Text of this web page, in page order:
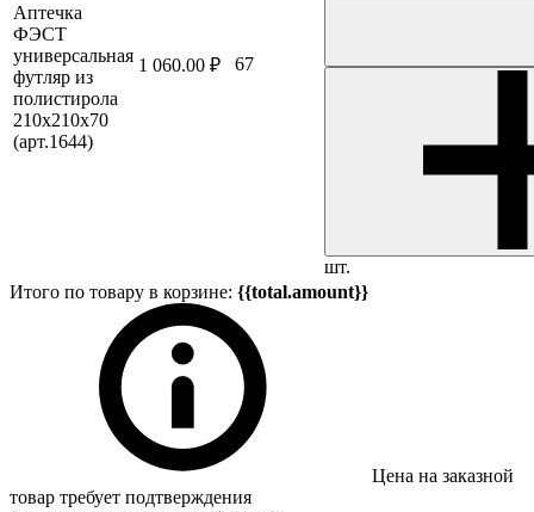
Аптечка
ФЭСТ
универсальная
футляр из
полистирола
210х210х70
(арт.1644)
1 060.00 ₽ 67
шт.
Итого по товару в корзине: {{total.amount}}
Цена на заказной
товар требует подтверждения